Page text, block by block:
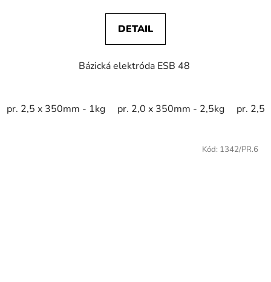
3,3
z
hviezdičiek.
DETAIL
Bázická elektróda ESB 48
pr. 2,5 x 350mm - 1kg pr. 2,0 x 350mm - 2,5kg pr. 2,5
Kód: 1342/PR.6